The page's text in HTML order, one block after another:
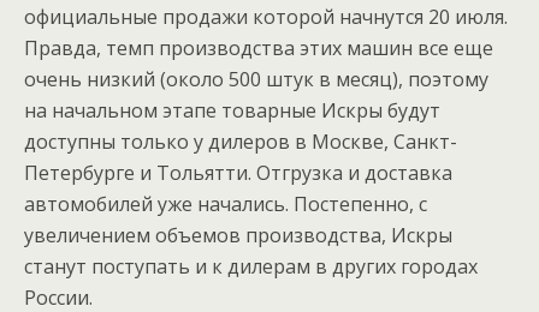
официальные продажи которой начнутся 20 июля.
Правда, темп производства этих машин все еще
очень низкий (около 500 штук в месяц), поэтому
на начальном этапе товарные Искры будут
доступны только у дилеров в Москве, Санкт-
Петербурге и Тольятти. Отгрузка и доставка
автомобилей уже начались. Постепенно, с
увеличением объемов производства, Искры
станут поступать и к дилерам в других городах
России.